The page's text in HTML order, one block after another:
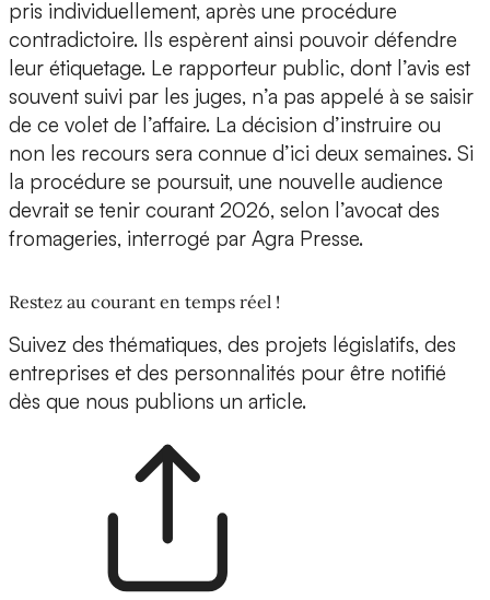
pris individuellement, après une procédure
contradictoire. Ils espèrent ainsi pouvoir défendre
leur étiquetage. Le rapporteur public, dont l’avis est
souvent suivi par les juges, n’a pas appelé à se saisir
de ce volet de l’affaire. La décision d’instruire ou
non les recours sera connue d’ici deux semaines. Si
la procédure se poursuit, une nouvelle audience
devrait se tenir courant 2026, selon l’avocat des
fromageries, interrogé par Agra Presse.
Restez au courant en temps réel !
Suivez des thématiques, des projets législatifs, des
entreprises et des personnalités pour être notifié
dès que nous publions un article.